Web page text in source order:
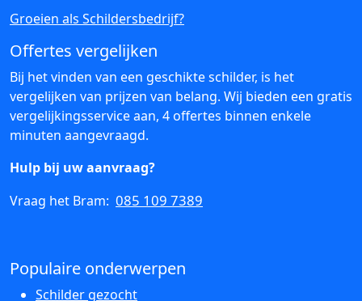
Groeien als Schildersbedrijf?
Offertes vergelijken
Bij het vinden van een geschikte schilder, is het
vergelijken van prijzen van belang. Wij bieden een gratis
vergelijkingsservice aan, 4 offertes binnen enkele
minuten aangevraagd.
Hulp bij uw aanvraag?
Vraag het Bram: 085 109 7389
Populaire onderwerpen
Schilder gezocht